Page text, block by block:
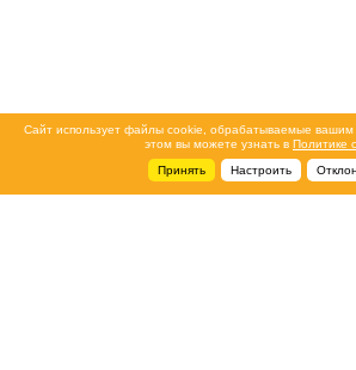
Сайт использует файлы cookie, обрабатываемые
этом вы можете узнать в Политике
Принять
Настроить